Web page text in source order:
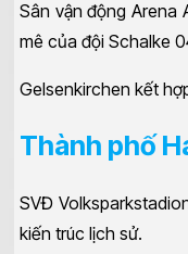
Sân vận động
mê của đội Schalke
Gelsenkirchen kết
Thành phố
SVĐ
kiến trúc lịch sử.